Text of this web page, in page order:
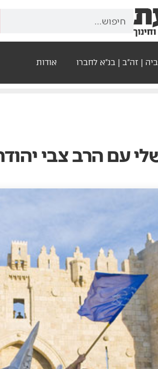
| זה"ב | בנ"א לחברו אודות
עם הרב צבי